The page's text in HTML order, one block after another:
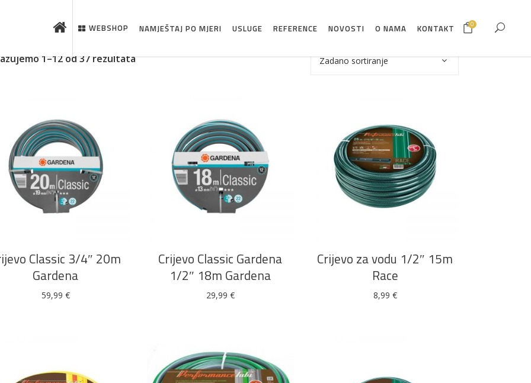
što je novo u ponudi
WEBSHOP NAMJEŠTAJ PO MJERI USLUGE REFERENCE NOVOSTI O NAMA KONTAKT 0
1–12 od 37 rezultata Zadano sortiranje
DODAJ U KOŠARICU
Classic 3/4″ 20m
Gardena
59,99 €
DODAJ U KOŠARICU
Crijevo Classic Gardena
1/2″ 18m Gardena
29,99 €
Crijevo za vodu 1/2″ 15m
Race
8,99 €